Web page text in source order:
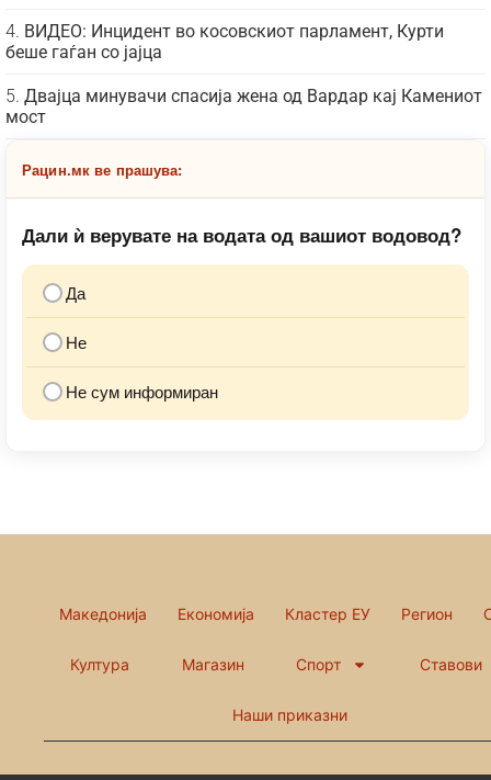
ВИДЕО: Инцидент во косовскиот парламент, Курти
беше гаѓан со јајца
Двајца минувачи спасија жена од Вардар кај Камениот
мост
Рацин.мк ве прашува:
Дали ѝ верувате на водата од вашиот водовод?
Да
Не
Не сум информиран
Македонија Економија Кластер ЕУ Регион
Култура Магазин Спорт Ставови
Наши приказни